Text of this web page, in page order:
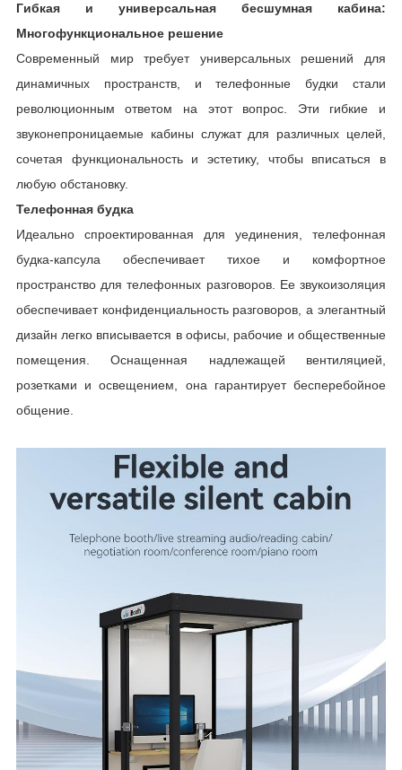
Гибкая и универсальная бесшумная кабина:
Многофункциональное решение
Современный мир требует универсальных решений для
динамичных пространств, и телефонные будки стали
революционным ответом на этот вопрос. Эти гибкие и
звуконепроницаемые кабины служат для различных целей,
сочетая функциональность и эстетику, чтобы вписаться в
любую обстановку.
Телефонная будка
Идеально спроектированная для уединения, телефонная
будка-капсула обеспечивает тихое и комфортное
пространство для телефонных разговоров. Ее звукоизоляция
обеспечивает конфиденциальность разговоров, а элегантный
дизайн легко вписывается в офисы, рабочие и общественные
помещения. Оснащенная надлежащей вентиляцией,
розетками и освещением, она гарантирует бесперебойное
общение.